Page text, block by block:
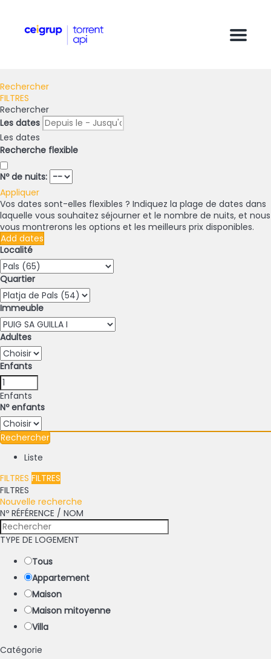
Menu
Rechercher
FILTRES
Rechercher
Les dates
Les dates
Recherche flexible
Nº de nuits:
Appliquer
Vos dates sont-elles flexibles ? Indiquez la plage de dates dans
laquelle vous souhaitez séjourner et le nombre de nuits, et nous
vous montrerons les options et les meilleurs prix disponibles.
Add dates
Localité
Quartier
Immeuble
Adultes
Enfants
Enfants
Nº enfants
Rechercher
Liste
FILTRES FILTRES
FILTRES
Nouvelle recherche
Nº RÉFÉRENCE / NOM
TYPE DE LOGEMENT
Tous
Appartement
Maison
Maison mitoyenne
Villa
Catégorie